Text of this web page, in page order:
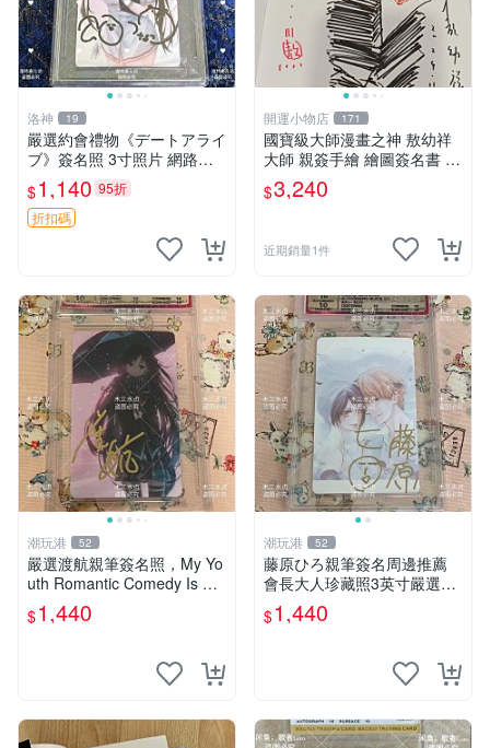
洛神 19
嚴選約會禮物《デートアライ
ブ》簽名照 3寸照片 網路原
圖 實物美 希望與你見面 デー
トアライブ 簽名照 收藏品
$1,140 95折
折扣碼
開運小物店 171
國寶級大師漫畫之神 敖幼祥
大師 親簽手繪 繪圖簽名書 機
會難得敖大師一輩子繪圖創作
多年有一句老師最金典名言
$3,240
近期銷量1件
潮玩港 52
嚴選渡航親筆簽名照，My Yo
uth Romantic Comedy Is Wr
ong限量收藏版 青春戀愛物語
原創 漫畫周邊
$1,440
潮玩港 52
藤原ひろ親筆簽名周邊推薦
會長大人珍藏照3英寸嚴選女
仆紀念品 面簽收藏 會長大人
簽名照 女仆照 面簽收藏
$1,440